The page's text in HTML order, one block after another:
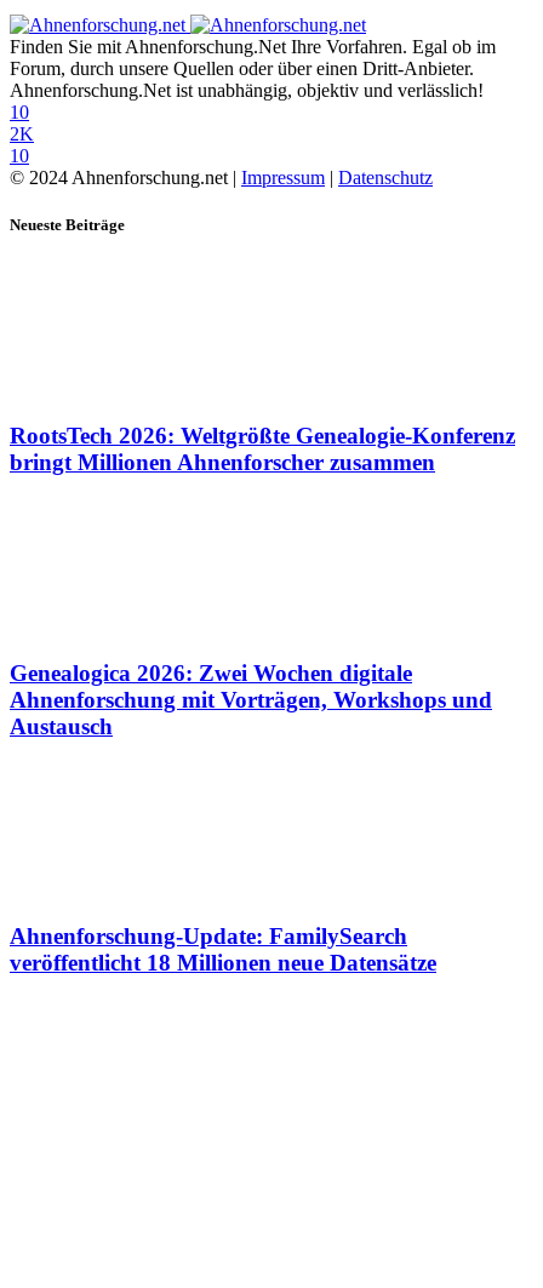
Finden Sie mit Ahnenforschung.Net Ihre Vorfahren. Egal ob im
Forum, durch unsere Quellen oder über einen Dritt-Anbieter.
Ahnenforschung.Net ist unabhängig, objektiv und verlässlich!
10
2K
10
© 2024 Ahnenforschung.net | Impressum | Datenschutz
Neueste Beiträge
RootsTech 2026: Weltgrößte Genealogie-Konferenz
bringt Millionen Ahnenforscher zusammen
Genealogica 2026: Zwei Wochen digitale
Ahnenforschung mit Vorträgen, Workshops und
Austausch
Ahnenforschung-Update: FamilySearch
veröffentlicht 18 Millionen neue Datensätze